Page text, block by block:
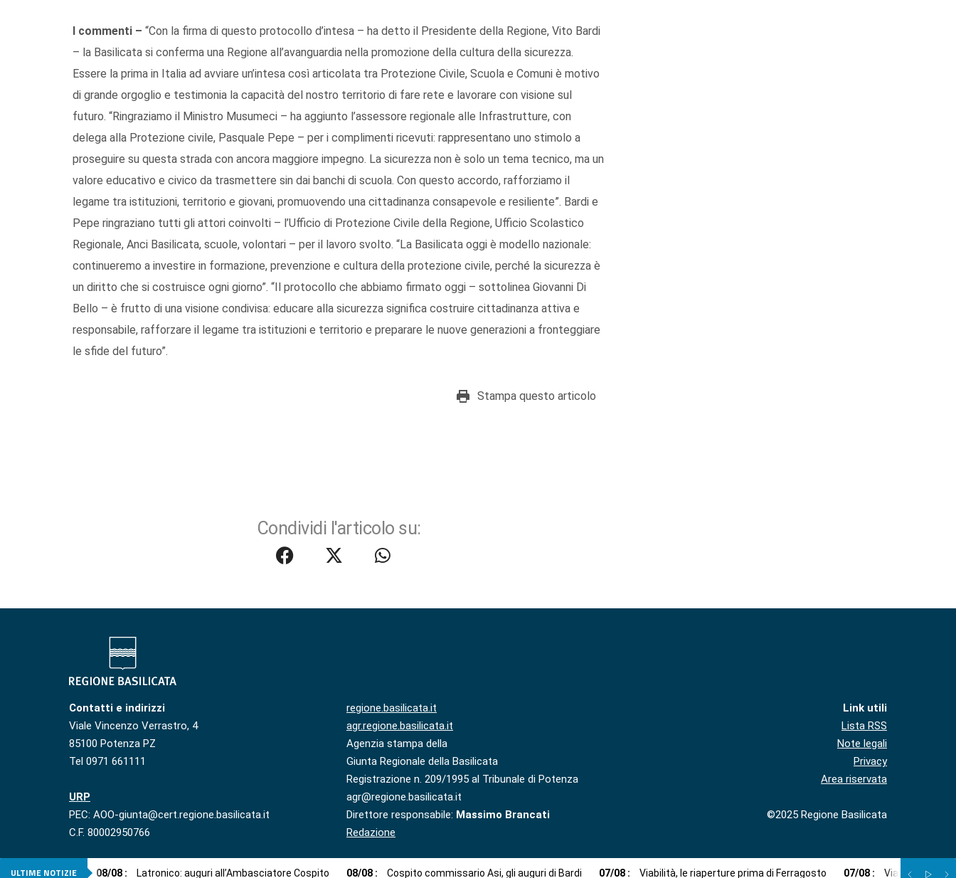
I commenti – “Con la firma di questo protocollo d’intesa – ha detto il Presidente della Regione, Vito Bardi
– la Basilicata si conferma una Regione all’avanguardia nella promozione della cultura della sicurezza.
Essere la prima in Italia ad avviare un’intesa così articolata tra Protezione Civile, Scuola e Comuni è motivo
di grande orgoglio e testimonia la capacità del nostro territorio di fare rete e lavorare con visione sul
futuro. “Ringraziamo il Ministro Musumeci – ha aggiunto l’assessore regionale alle Infrastrutture, con
delega alla Protezione civile, Pasquale Pepe – per i complimenti ricevuti: rappresentano uno stimolo a
proseguire su questa strada con ancora maggiore impegno. La sicurezza non è solo un tema tecnico, ma un
valore educativo e civico da trasmettere sin dai banchi di scuola. Con questo accordo, rafforziamo il
legame tra istituzioni, territorio e giovani, promuovendo una cittadinanza consapevole e resiliente”. Bardi e
Pepe ringraziano tutti gli attori coinvolti – l’Ufficio di Protezione Civile della Regione, Ufficio Scolastico
Regionale, Anci Basilicata, scuole, volontari – per il lavoro svolto. “La Basilicata oggi è modello nazionale:
continueremo a investire in formazione, prevenzione e cultura della protezione civile, perché la sicurezza è
un diritto che si costruisce ogni giorno”. “Il protocollo che abbiamo firmato oggi – sottolinea Giovanni Di
Bello – è frutto di una visione condivisa: educare alla sicurezza significa costruire cittadinanza attiva e
responsabile, rafforzare il legame tra istituzioni e territorio e preparare le nuove generazioni a fronteggiare
le sfide del futuro”.
Stampa questo articolo
Condividi l'articolo su:
Contatti e indirizzi
Viale Vincenzo Verrastro, 4
85100 Potenza PZ
Tel 0971 661111
URP
PEC: AOO-giunta@cert.regione.basilicata.it
C.F. 80002950766
regione.basilicata.it
agr.regione.basilicata.it
Agenzia stampa della
Giunta Regionale della Basilicata
Registrazione n. 209/1995 al Tribunale di Potenza
agr@regione.basilicata.it
Direttore responsabile: Massimo Brancati
Redazione
Link utili
Lista RSS
Note legali
Privacy
Area riservata
©2025 Regione Basilicata
ULTIME NOTIZIE 08/08 : Latronico: auguri all’Ambasciatore Cospito 08/08 : Cospito commissario Asi, gli auguri di Bardi 07/08 : Viabilità, le riaperture prima di Ferragosto 07/08 : Via libera a